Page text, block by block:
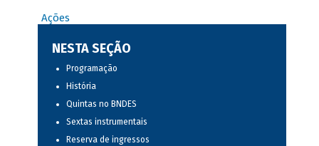
Ações
NESTA SEÇÃO
Programação
História
Quintas no BNDES
Sextas instrumentais
Reserva de ingressos